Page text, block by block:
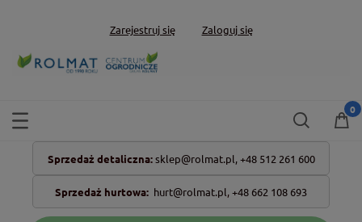
Zarejestruj się Zaloguj się
Sprzedaż detaliczna: sklep@rolmat.pl, +48 512 261 600
Sprzedaż hurtowa: hurt@rolmat.pl,+48 662 108 693